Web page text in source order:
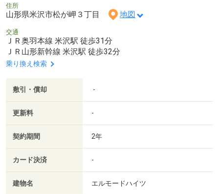
住所
山形県米沢市松が岬３丁目 地図
交通
ＪＲ奥羽本線 米沢駅 徒歩31分
ＪＲ山形新幹線 米沢駅 徒歩32分
乗り換え検索
敷引・償却 -
更新料 -
契約期間 2年
カード決済 -
建物名 エルモードハイツ